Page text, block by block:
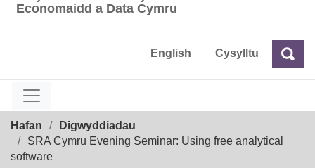
Economaidd a Data Cymru
English Cysylltu Chwilio
Hafan
Digwyddiadau
SRA Cymru Evening Seminar: Using free analytical
software